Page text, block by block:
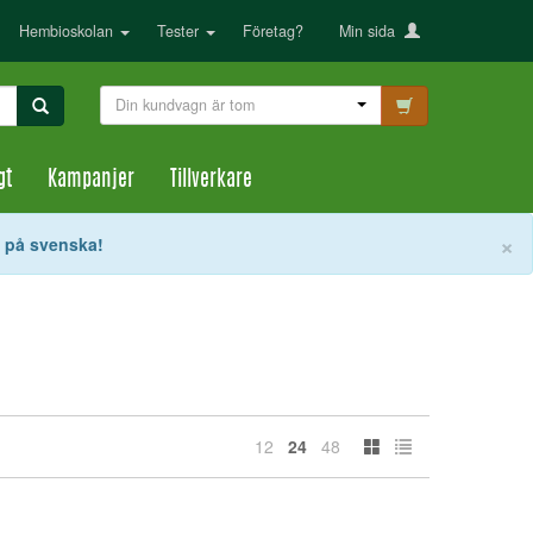
Hembioskolan Tester Företag? Min sida
Din kundvagn är tom
Kampanjer Tillverkare
×
svenska!
12 24 48